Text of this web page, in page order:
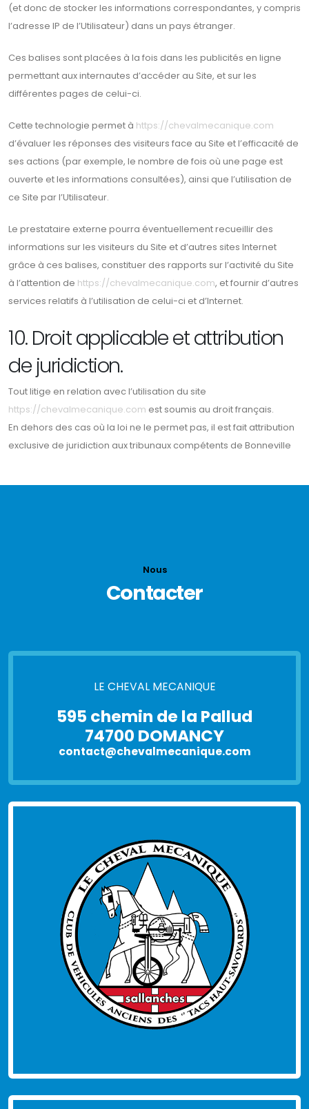
(et donc de stocker les informations correspondantes, y compris
l’adresse IP de l’Utilisateur) dans un pays étranger.
Ces balises sont placées à la fois dans les publicités en ligne
permettant aux internautes d’accéder au Site, et sur les
différentes pages de celui-ci.
Cette technologie permet à https://chevalmecanique.com
d’évaluer les réponses des visiteurs face au Site et l’efficacité de
ses actions (par exemple, le nombre de fois où une page est
ouverte et les informations consultées), ainsi que l’utilisation de
ce Site par l’Utilisateur.
Le prestataire externe pourra éventuellement recueillir des
informations sur les visiteurs du Site et d’autres sites Internet
grâce à ces balises, constituer des rapports sur l’activité du Site
à l’attention de https://chevalmecanique.com, et fournir d’autres
services relatifs à l’utilisation de celui-ci et d’Internet.
10. Droit applicable et attribution
de juridiction.
Tout litige en relation avec l’utilisation du site
https://chevalmecanique.com est soumis au droit français.
En dehors des cas où la loi ne le permet pas, il est fait attribution
exclusive de juridiction aux tribunaux compétents de Bonneville
Nous
Contacter
LE CHEVAL MECANIQUE
595 chemin de la Pallud
74700 DOMANCY
contact@chevalmecanique.com